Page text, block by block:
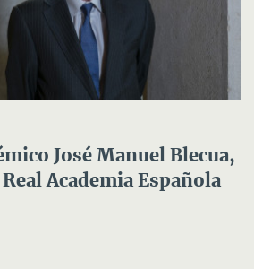
José Manuel Blecua,
Academia Española